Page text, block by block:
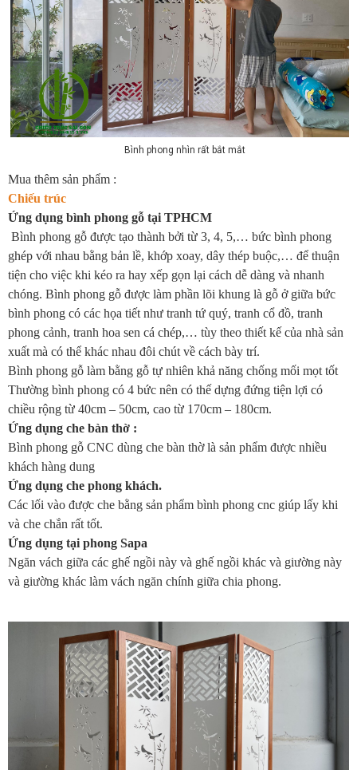
Bình phong nhìn rất bắt mắt
Mua thêm sản phẩm :
Chiếu trúc
Ứng dụng bình phong gỗ tại TPHCM
Bình phong gỗ được tạo thành bởi từ 3, 4, 5,… bức bình phong
ghép với nhau bằng bản lề, khớp xoay, dây thép buộc,… để thuận
tiện cho việc khi kéo ra hay xếp gọn lại cách dễ dàng và nhanh
chóng. Bình phong gỗ được làm phần lõi khung là gỗ ở giữa bức
bình phong có các họa tiết như tranh tứ quý, tranh cổ đồ, tranh
phong cảnh, tranh hoa sen cá chép,… tùy theo thiết kế của nhà sản
xuất mà có thể khác nhau đôi chút về cách bày trí.
Bình phong gỗ làm bằng gỗ tự nhiên khả năng chống mối mọt tốt
Thường bình phong có 4 bức nên có thế dựng đứng tiện lợi có
chiều rộng từ 40cm – 50cm, cao từ 170cm – 180cm.
Ứng dụng che bàn thờ :
Bình phong gỗ CNC dùng che bàn thờ là sản phẩm được nhiều
khách hàng dung
Ứng dụng che phong khách.
Các lối vào được che bằng sản phẩm bình phong cnc giúp lấy khi
và che chắn rất tốt.
Ứng dụng tại phong Sapa
Ngăn vách giữa các ghế ngồi này và ghế ngồi khác và giường này
và giường khác làm vách ngăn chính giữa chia phong.